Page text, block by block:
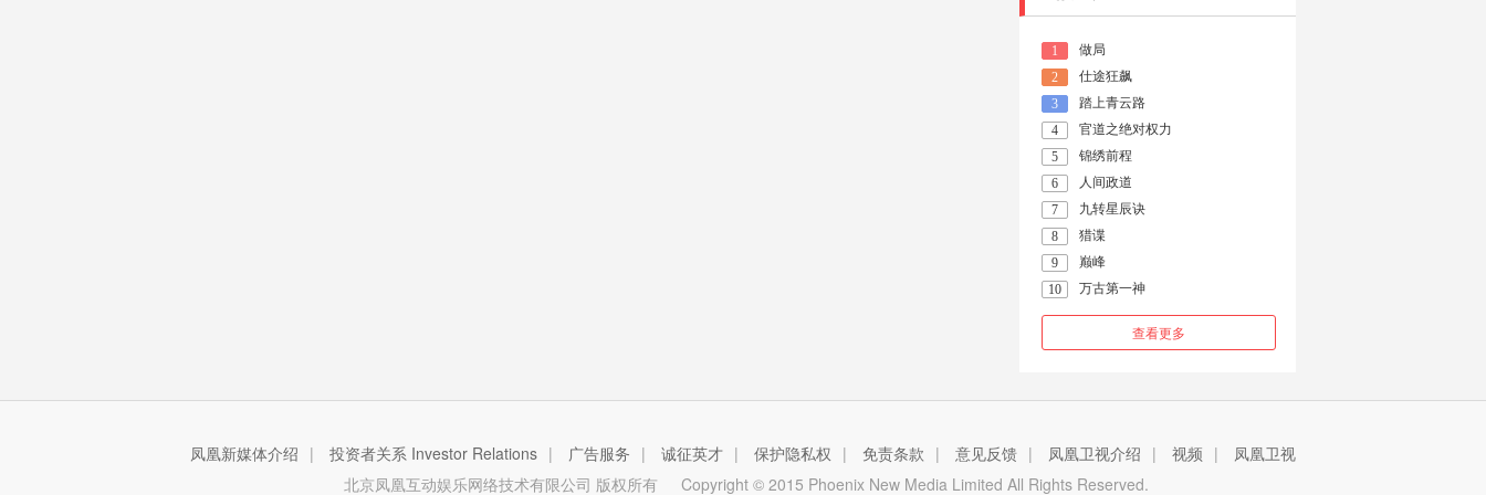
1 做局
2 仕途狂飙
3 踏上青云路
4 官道之绝对权力
5 锦绣前程
6 人间政道
7 九转星辰诀
8 猎谍
9 巅峰
10 万古第一神
查看更多
凤凰新媒体介绍 | 投资者关系 Investor Relations | 广告服务 | 诚征英才 | 保护隐私权 | 免责条款 | 意见反馈 | 凤凰卫视介绍 | 视频 |
凤凰卫视
北京凤凰互动娱乐网络技术有限公司 版权所有
Copyright © 2015 Phoenix New Media Limited All Rights Reserved.